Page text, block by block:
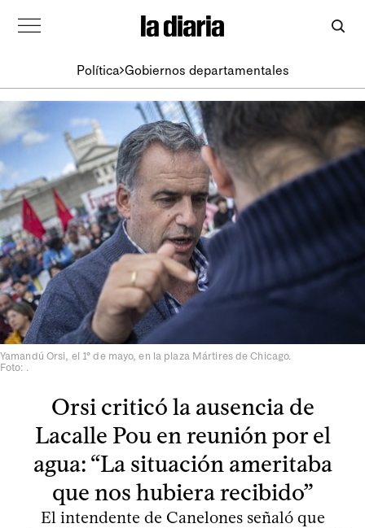
Política Gobiernos departamentales
Yamandú Orsi, el 1° de mayo, en la plaza Mártires de Chicago.
Foto: .
Orsi criticó la ausencia de
Lacalle Pou en reunión por el
agua: “La situación ameritaba
que nos hubiera recibido”
El intendente de Canelones señaló que